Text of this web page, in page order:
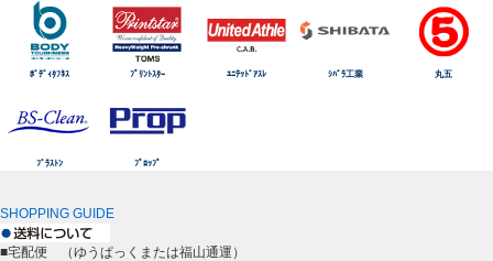
ﾎﾞﾃﾞｨﾀﾌﾈｽ ﾌﾟﾘﾝﾄｽﾀｰ ﾕﾆﾃｯﾄﾞｱｽﾚ ｼﾊﾞﾗ工業 丸五
ﾌﾞﾗｽﾄﾝ ﾌﾟﾛｯﾌﾟ
SHOPPING GUIDE
■宅配便 （ゆうぱっくまたは福山通運）